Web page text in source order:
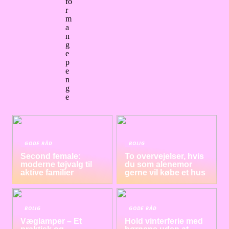
r
m
a
n
g
e
p
e
n
g
e
GODE RÅD
Second female:
moderne tøjvalg til
aktive familier
BOLIG
To overvejelser, hvis
du som alenemor
gerne vil købe et hus
BOLIG
Væglamper – Et
GODE RÅD
Hold vinterferie med